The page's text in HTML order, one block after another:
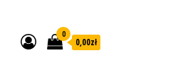
0
0,00zł